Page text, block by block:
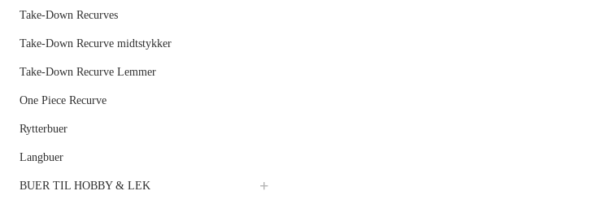
Take-Down Recurves
Take-Down Recurve midtstykker
Take-Down Recurve Lemmer
One Piece Recurve
Rytterbuer
Langbuer
BUER TIL HOBBY & LEK